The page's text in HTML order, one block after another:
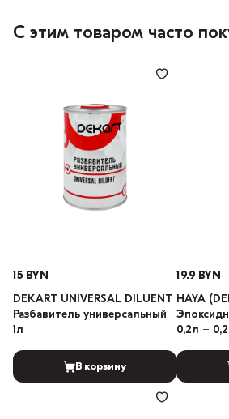
С этим товаром часто
15 BYN
DEKART UNIVERSAL DILUENT
Разбавитель универсальный
1л
В корзину
19.9 BYN
HAYA
Эпоксидный
0,2л +